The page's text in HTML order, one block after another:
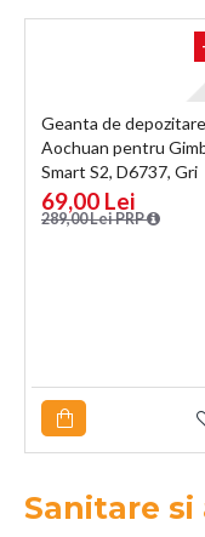
Geanta de depozitare
Aochuan pentru
Smart S2, D6737, Gri
69,00 Lei
289,00 Lei PRP
Sanitare si